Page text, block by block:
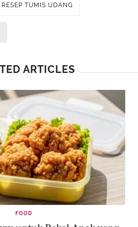
RESEP TUMIS UDANG
ARTICLES
FOOD